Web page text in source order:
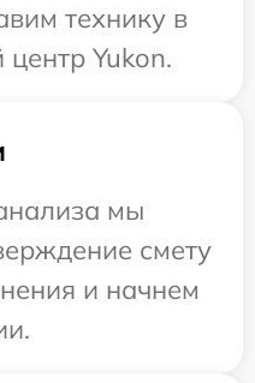
технику в
Yukon.
мы
смету
и начнем